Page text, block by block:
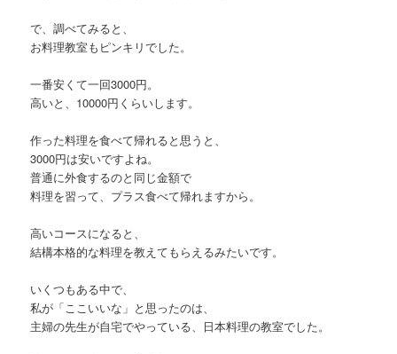
で、調べてみると、
お料理教室もピンキリでした。
一番安くて一回3000円。
高いと、10000円くらいします。
作った料理を食べて帰れると思うと、
3000円は安いですよね。
普通に外食するのと同じ金額で
料理を習って、プラス食べて帰れますから。
高いコースになると、
結構本格的な料理を教えてもらえるみたいです。
いくつもある中で、
私が「ここいいな」と思ったのは、
主婦の先生が自宅でやっている、日本料理の教室でした。